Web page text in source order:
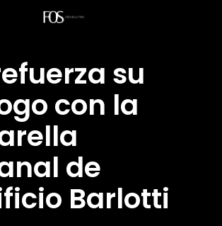
su
con la
de
Barlotti